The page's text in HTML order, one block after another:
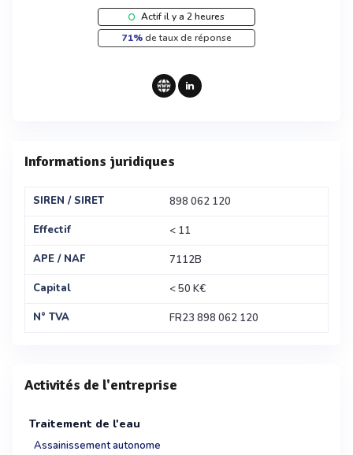
Actif il y a 2 heures
71%de taux de réponse
Informations juridiques
SIREN / SIRET
898 062 120
Effectif
< 11
APE / NAF
7112B
Capital
< 50 K€
N° TVA
FR23 898 062 120
Activités de l'entreprise
Traitement de l'eau
Assainissement autonome